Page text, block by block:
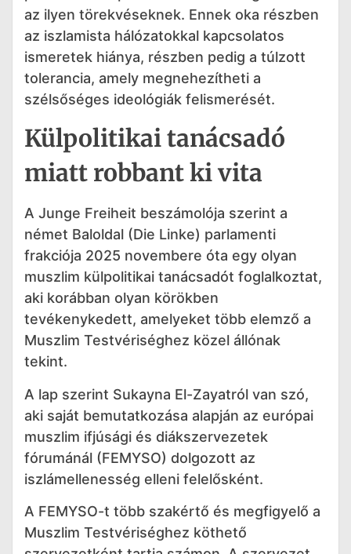
az ilyen törekvéseknek. Ennek oka részben
az iszlamista hálózatokkal kapcsolatos
ismeretek hiánya, részben pedig a túlzott
tolerancia, amely megnehezítheti a
szélsőséges ideológiák felismerését.
Külpolitikai tanácsadó
miatt robbant ki vita
A Junge Freiheit beszámolója szerint a
német Baloldal (Die Linke) parlamenti
frakciója 2025 novembere óta egy olyan
muszlim külpolitikai tanácsadót foglalkoztat,
aki korábban olyan körökben
tevékenykedett, amelyeket több elemző a
Muszlim Testvériséghez közel állónak
tekint.
A lap szerint Sukayna El-Zayatról van szó,
aki saját bemutatkozása alapján az európai
muszlim ifjúsági és diákszervezetek
fórumánál (FEMYSO) dolgozott az
iszlámellenesség elleni felelősként.
A FEMYSO-t több szakértő és megfigyelő a
Muszlim Testvériséghez köthető